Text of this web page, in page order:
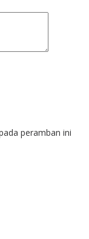
peramban ini